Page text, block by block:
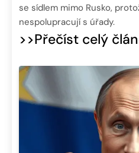
se sídlem mimo Rusko,
nespolupracují s úřady.
>>Přečíst celý